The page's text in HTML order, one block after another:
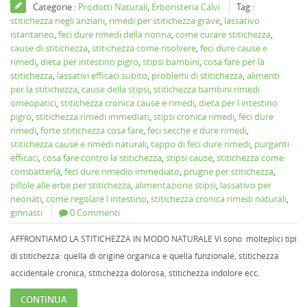
Categorie : Prodotti Naturali, Erboristeria Calvi
Tag :
stitichezza negli anziani, rimedi per stitichezza grave, lassativo
istantaneo,feci dure rimedi della nonna,come curare stitichezza,
cause di stitichezza,stitichezza come risolvere,feci dure cause e
rimedi,dieta per intestino pigro,stipsi bambini,cosa fare per la
stitichezza, lassativi efficaci subito, problemi di stitichezza,alimenti
per la stitichezza,cause della stipsi,stitichezza bambini rimedi
omeopatici,stitichezza cronica cause e rimedi,dieta per l intestino
pigro,stitichezza rimedi immediati,stipsi cronica rimedi,feci dure
rimedi,forte stitichezza cosa fare,feci secche e dure rimedi,
stitichezza cause e rimedi naturali,tappo di feci dure rimedi, purganti
efficaci,cosa fare contro la stitichezza,stipsi cause,stitichezza come
combatterla,feci dure rimedio immediato, prugne per stitichezza,
pillole alle erbe per stitichezza,alimentazione stipsi, lassativo per
neonati,come regolare l intestino,stitichezza cronica rimedi naturali,
ginnasti
0 Commenti
AFFRONTIAMO LA STITICHEZZA IN MODO NATURALE Vi sono molteplici tipi
di stitichezza: quella di origine organica e quella funzionale, stitichezza
accidentale cronica, stitichezza dolorosa, stitichezza indolore ecc.
CONTINUA